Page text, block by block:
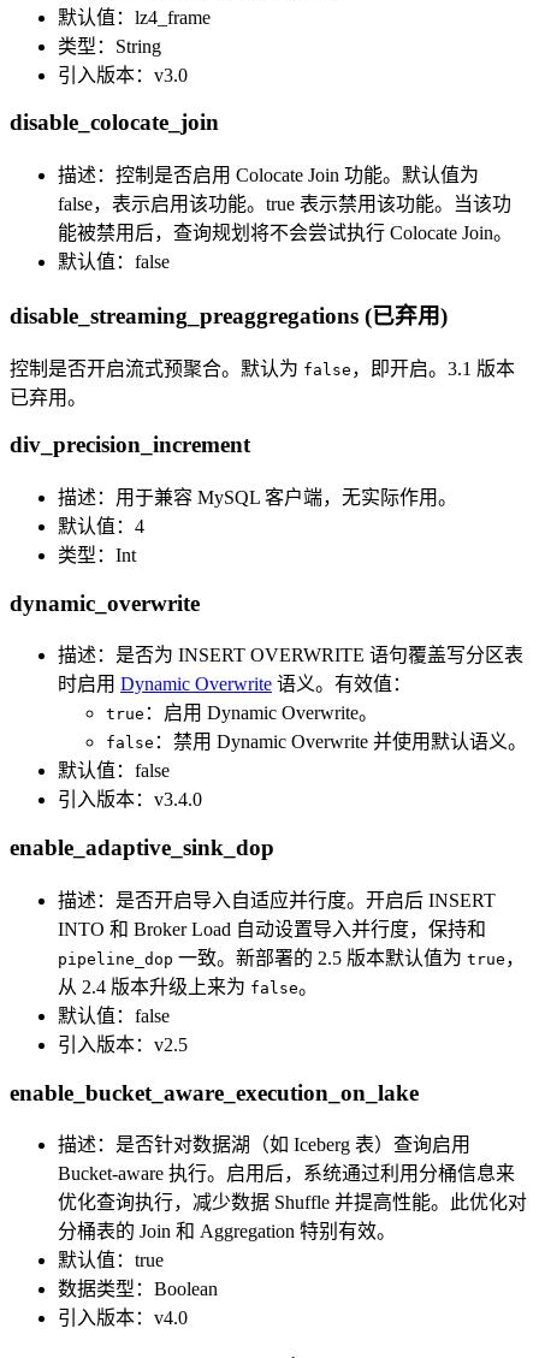
默认值：lz4_frame
类型：String
引入版本：v3.0
disable_colocate_join
描述：控制是否启用 Colocate Join 功能。默认值为
false，表示启用该功能。true 表示禁用该功能。当该功
能被禁用后，查询规划将不会尝试执行 Colocate Join。
默认值：false
disable_streaming_preaggregations (已弃用)
控制是否开启流式预聚合。默认为 false ，即开启。3.1 版本
已弃用。
div_precision_increment
描述：用于兼容 MySQL 客户端，无实际作用。
默认值：4
类型：Int
dynamic_overwrite
描述：是否为 INSERT OVERWRITE 语句覆盖写分区表
时启用 Dynamic Overwrite 语义。有效值：
true ：启用 Dynamic Overwrite。
false ：禁用 Dynamic Overwrite 并使用默认语义。
默认值：false
引入版本：v3.4.0
enable_adaptive_sink_dop
描述：是否开启导入自适应并行度。开启后 INSERT
INTO 和 Broker Load 自动设置导入并行度，保持和
pipeline_dop 一致。新部署的 2.5 版本默认值为 true ，
从 2.4 版本升级上来为 false。
默认值：false
引入版本：v2.5
enable_bucket_aware_execution_on_lake
描述：是否针对数据湖（如 Iceberg 表）查询启用
Bucket-aware 执行。启用后，系统通过利用分桶信息来
优化查询执行，减少数据 Shuffle 并提高性能。此优化对
分桶表的 Join 和 Aggregation 特别有效。
默认值：true
数据类型：Boolean
引入版本：v4.0